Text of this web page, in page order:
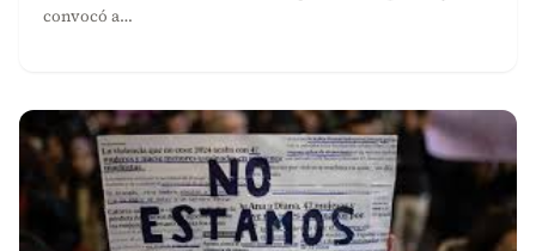
convocó a…